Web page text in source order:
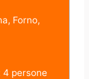
Forno,
4 persone